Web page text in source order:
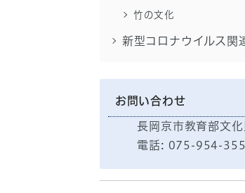
竹の文化
新型コロナウイルス関
お問い合わせ
長岡京市教育部文化
電話: 075-954-